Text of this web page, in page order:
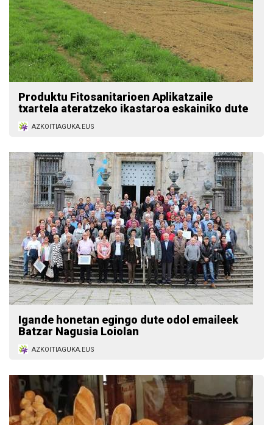
Produktu Fitosanitarioen Aplikatzaile
txartela ateratzeko ikastaroa eskainiko dute
AZKOITIAGUKA.EUS
Igande honetan egingo dute odol emaileek
Batzar Nagusia Loiolan
AZKOITIAGUKA.EUS